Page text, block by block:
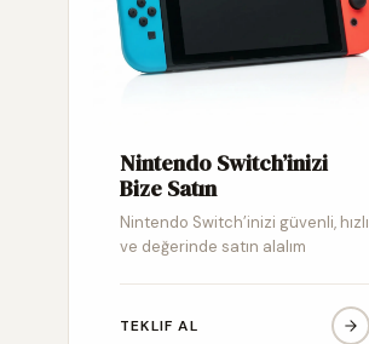
Nintendo Switch’inizi
Bize Satın
Nintendo Switch’inizi güvenli, hızlı
ve değerinde satın alalım
TEKLIF AL